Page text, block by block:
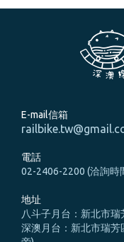
E-mail信箱
電話
02-2406-2200 (洽詢時
地址
八斗子月台：新北市
深澳月台：新北市瑞